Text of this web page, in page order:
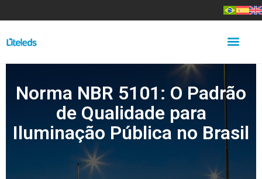
Norma NBR 5101: O Padrão
de Qualidade para
Iluminação Pública no Brasil